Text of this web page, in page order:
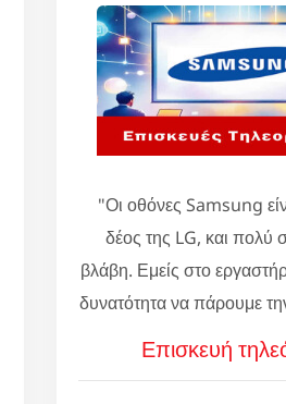
"Οι οθόνες Samsung
δέος της LG, και πολύ
βλάβη. Εμείς στο
δυνατότητα να πάρουμε
Επισκευή